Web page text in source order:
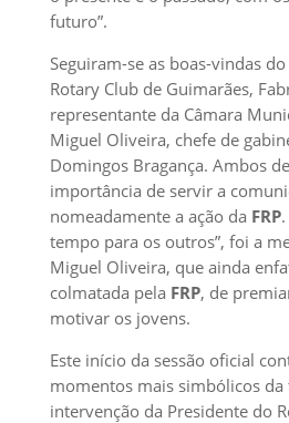
futuro”.
Seguiram-se as boas-vindas
Rotary Club de Guimarães,
representante da Câmara
Miguel Oliveira, chefe de
Domingos Bragança. Ambos
importância de servir a
nomeadamente a ação da FRP.
tempo para os outros”, foi a
Miguel Oliveira, que ainda
colmatada pela FRP, de
motivar os jovens.
Este início da sessão oficial
momentos mais simbólicos da
intervenção da Presidente do